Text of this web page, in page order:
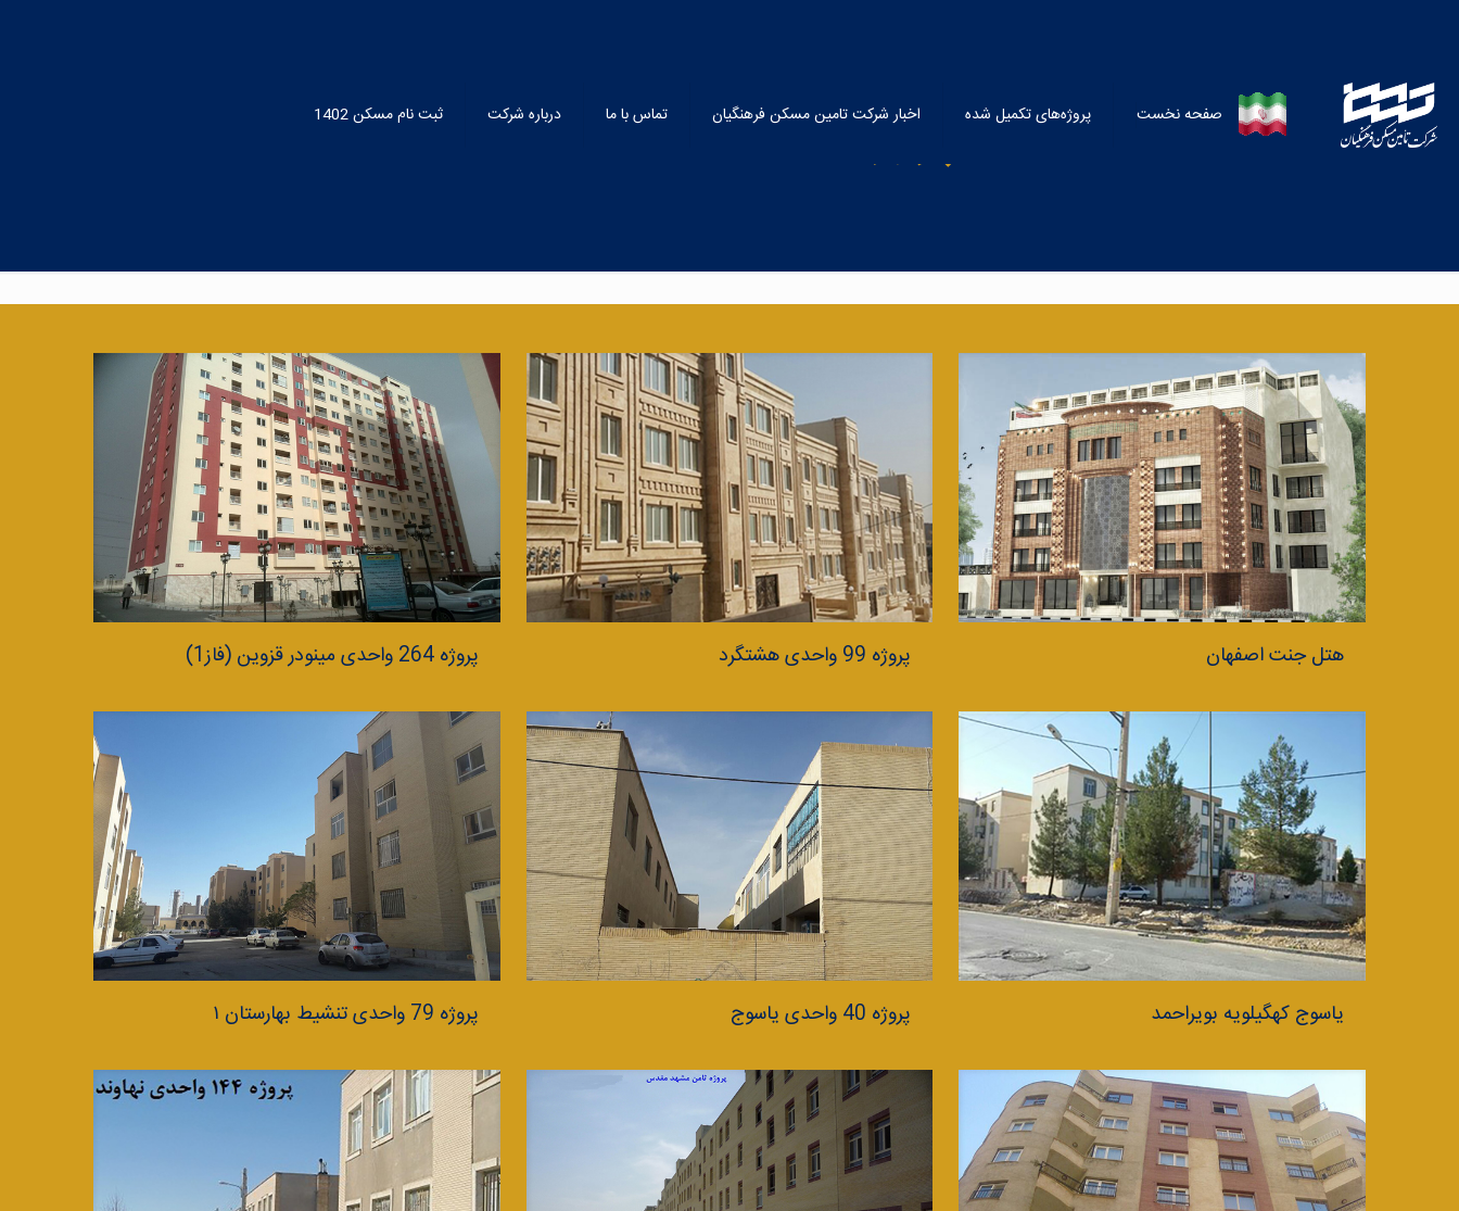
صفحه نخست پروژه‌‌‌‌‌‌‌‌‌‌‌‌‌‌‌‌‌‌‌‌‌‌‌‌‌‌‌‌‌‌‌‌‌‌‌‌‌‌‌‌‌‌‌‌‌‌‌‌‌‌‌‌‌‌‌‌‌‌‌‌‌‌‌‌‌‌‌‌‌‌‌‌‌‌‌‌‌‌‌‌‌‌‌‌‌‌‌‌‌‌‌‌‌‌‌‌‌‌های تکمیل شده اخبار شرکت تامین مسکن فرهنگیان تماس با ما درباره شرکت ثبت نام مسکن 1402 پروژه‌های تکمیل شده
هتل جنت اصفهان پروژه 99 واحدی هشتگرد پروژه 264 واحدی مینودر قزوین (فاز1)
یاسوج کهگیلویه بویراحمد پروژه 40 واحدی یاسوج پروژه 79 واحدی تنشيط بهارستان ۱